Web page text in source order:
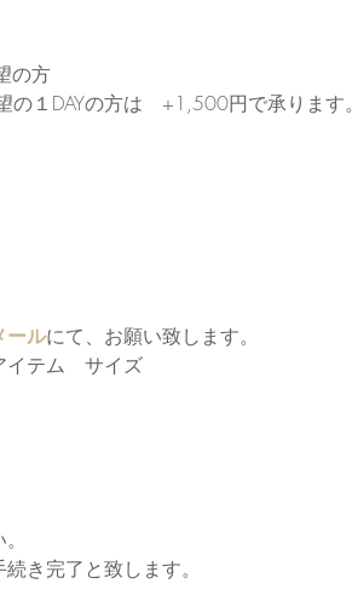
の方
１DAYの方は　+1,500円で承ります。
ールにて、お願い致します。
テム　サイズ
き完了と致します。